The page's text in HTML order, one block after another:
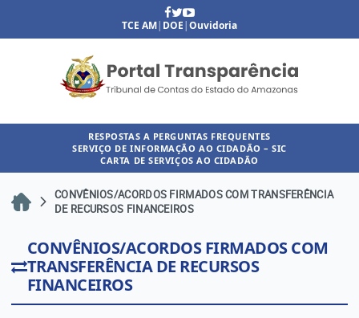
TCE AM| DOE|Ouvidoria
RESPOSTAS A PERGUNTAS FREQUENTES
SERVIÇO DE INFORMAÇÃO AO CIDADÃO – SIC
CARTA DE SERVIÇOS AO CIDADÃO
CONVÊNIOS/ACORDOS FIRMADOS COM TRANSFERÊNCIA
DE RECURSOS FINANCEIROS
CONVÊNIOS/ACORDOS FIRMADOS COM
TRANSFERÊNCIA DE RECURSOS
FINANCEIROS